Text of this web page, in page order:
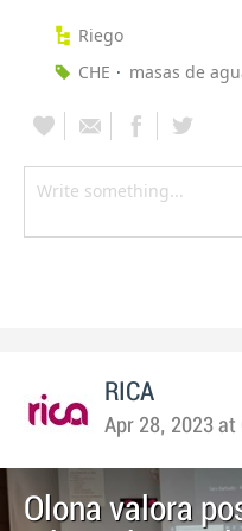
Riego
CHE
masas de
RICA
Apr 28, 2023 at
Olona valora